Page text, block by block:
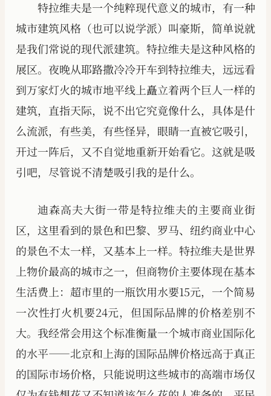
特拉维夫是一个纯粹现代意义的城市，有一种
城市建筑风格（也可以说学派）叫豪斯，简单说就
是我们常说的现代派建筑。特拉维夫是这种风格的
展区。夜晚从耶路撒冷冷开车到特拉维夫，远远看
到万家灯火的城市地平线上矗立着两个巨人一样的
建筑，直指天际，说不出它究竟像什么，具体是什
么流派，有些美，有些怪异，眼睛一直被它吸引，
开过一阵后，又不自觉地重新开始看它。这就是吸
引吧，尽管说不清楚吸引我的是什么。
迪森高夫大街一带是特拉维夫的主要商业街
区，这里看到的景色和巴黎、罗马、纽约商业中心
的景色不太一样，又基本上一样。特拉维夫是世界
上物价最高的城市之一，但商物价主要体现在基本
生活费上：超市里的一瓶饮用水要15元，一个简易
一次性打火机要24元，但国际品牌的价格差别不
大。我经常会用这个标准衡量一个城市商业国际化
的水平——北京和上海的国际品牌价格远高于真正
的国际市场价格，只能说明这些城市的高端市场仅